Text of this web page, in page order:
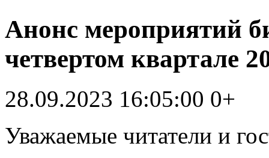
Анонс мероприятий
четвертом квартале
28.09.2023 16:05:00 0+
Уважаемые читатели и